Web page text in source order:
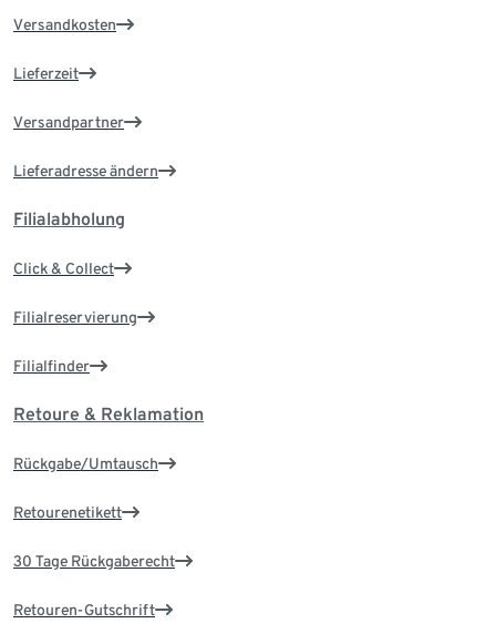
Versandkosten
Lieferzeit
Versandpartner
Lieferadresse ändern
Filialabholung
Click & Collect
Filialreservierung
Filialfinder
Retoure & Reklamation
Rückgabe/Umtausch
Retourenetikett
30 Tage Rückgaberecht
Retouren-Gutschrift